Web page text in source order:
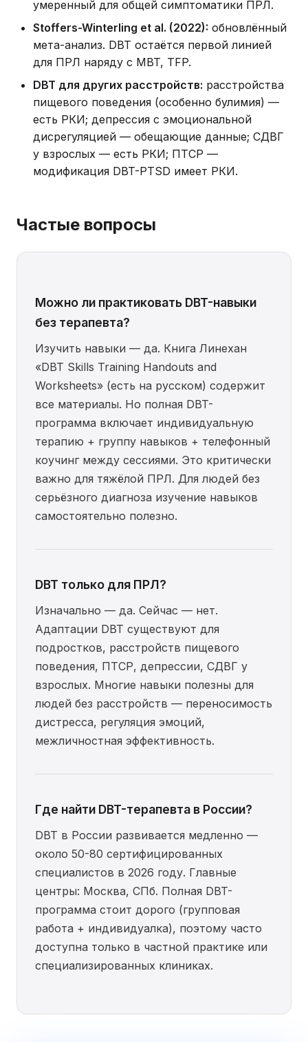
умеренный для общей симптоматики ПРЛ.
Stoffers-Winterling et al. (2022): обновлённый
мета-анализ. DBT остаётся первой линией
для ПРЛ наряду с MBT, TFP.
DBT для других расстройств: расстройства
пищевого поведения (особенно булимия) —
есть РКИ; депрессия с эмоциональной
дисрегуляцией — обещающие данные; СДВГ
у взрослых — есть РКИ; ПТСР —
модификация DBT-PTSD имеет РКИ.
Частые вопросы
Можно ли практиковать DBT-навыки
без терапевта?
Изучить навыки — да. Книга Линехан
«DBT Skills Training Handouts and
Worksheets» (есть на русском) содержит
все материалы. Но полная DBT-
программа включает индивидуальную
терапию + группу навыков + телефонный
коучинг между сессиями. Это критически
важно для тяжёлой ПРЛ. Для людей без
серьёзного диагноза изучение навыков
самостоятельно полезно.
DBT только для ПРЛ?
Изначально — да. Сейчас — нет.
Адаптации DBT существуют для
подростков, расстройств пищевого
поведения, ПТСР, депрессии, СДВГ у
взрослых. Многие навыки полезны для
людей без расстройств — переносимость
дистресса, регуляция эмоций,
межличностная эффективность.
Где найти DBT-терапевта в России?
DBT в России развивается медленно —
около 50-80 сертифицированных
специалистов в 2026 году. Главные
центры: Москва, СПб. Полная DBT-
программа стоит дорого (групповая
работа + индивидуалка), поэтому часто
доступна только в частной практике или
специализированных клиниках.